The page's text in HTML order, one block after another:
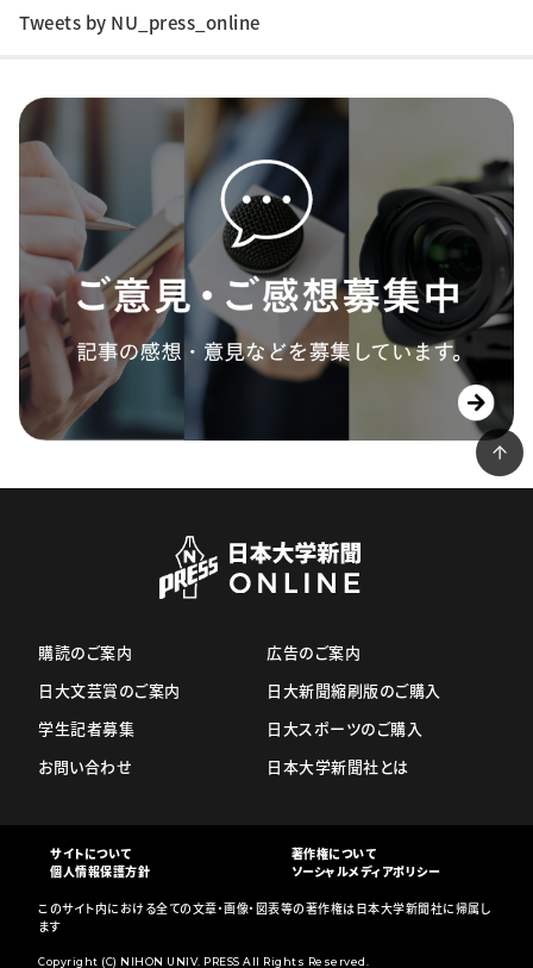
Tweets by NU_press_online
購読のご案内
日大文芸賞のご案内
学生記者募集
お問い合わせ
広告のご案内
日大新聞縮刷版のご購入
日大スポーツのご購入
日本大学新聞社とは
サイトについて
著作権について
個人情報保護方針
ソーシャルメディアポリシー
このサイト内における全ての文章・画像・図表等の著作権は日本大学新聞社に帰属し
ます
Copyright (C) NIHON UNIV. PRESS All Rights Reserved.